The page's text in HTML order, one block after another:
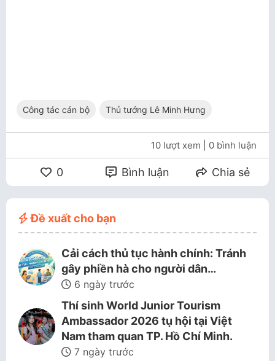
Công tác cán bộ Thủ tướng Lê Minh Hưng
10 lượt xem | 0 bình luận
0 Bình luận Chia sẻ
Đề xuất cho bạn
Cải cách thủ tục hành chính: Tránh
gây phiền hà cho người dân…
6 ngày trước
Thí sinh World Junior Tourism
Ambassador 2026 tụ hội tại Việt
Nam tham quan TP. Hồ Chí Minh.
7 ngày trước